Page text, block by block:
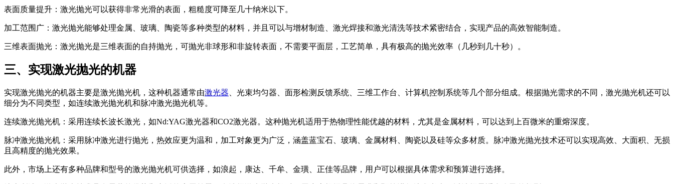
表面质量提升：激光抛光可以获得非常光滑的表面，粗糙度可降至几十纳米以下。
加工范围广：激光抛光能够处理金属、玻璃、陶瓷等多种类型的材料，并且可以与增材制造、激光焊接和激光清洗等技术紧密结合，实现产品的高效智能制造。
三维表面抛光：激光抛光是三维表面的自持抛光，可抛光非球形和非旋转表面，不需要平面层，工艺简单，具有极高的抛光效率（几秒到几十秒）。
三、实现激光抛光的机器
实现激光抛光的机器主要是激光抛光机，这种机器通常由激光器 、光束均匀器、面形检测反馈系统、三维工作台、计算机控制系统等几个部分组成。根据抛光需求的不同，激光抛光机还可以
细分为不同类型，如连续激光抛光机和脉冲激光抛光机等。
连续激光抛光机：采用连续长波长激光，如Nd:YAG激光器和CO2激光器。这种抛光机适用于热物理性能优越的材料，尤其是金属材料，可以达到上百微米的重熔深度。
脉冲激光抛光机：采用脉冲激光进行抛光，热效应更为温和，加工对象更为广泛，涵盖蓝宝石、玻璃、金属材料、陶瓷以及硅等众多材质。脉冲激光抛光技术还可以实现高效、大面积、无损
且高精度的抛光效果。
此外，市场上还有多种品牌和型号的激光抛光机可供选择，如浪起，康达、千牟、金璜、正佳等品牌，用户可以根据具体需求和预算进行选择。